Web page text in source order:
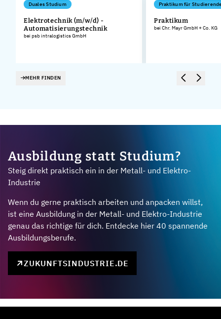
Duales Studium
Elektrotechnik (m/w/d) -
Automatisierungstechnik
bei psb intralogistics GmbH
Praktikum für
Praktikum
bei Chr. Mayr GmbH + Co. KG
MEHR FINDEN
Ausbildung statt Studium?
Steig direkt praktisch ein in der Metall- und Elektro-
Industrie
Wenn du gerne praktisch arbeiten und anpacken willst,
ist eine Ausbildung in der Metall- und Elektro-Industrie
genau das richtige für dich. Entdecke hier 40 spannende
Ausbildungsberufe.
ZUKUNFTSINDUSTRIE.DE